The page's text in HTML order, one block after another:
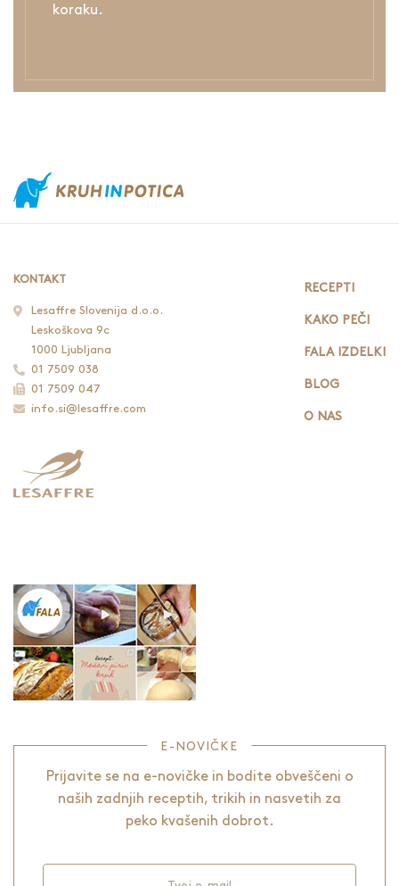
koraku.
KONTAKT
Lesaffre Slovenija d.o.o.
Leskoškova 9c
1000 Ljubljana
01 7509 038
01 7509 047
info.si@lesaffre.com
RECEPTI
KAKO PEČI
FALA IZDELKI
BLOG
O NAS
E-NOVIČKE
Prijavite se na e-novičke in bodite obveščeni o
naših zadnjih receptih, trikih in nasvetih za
peko kvašenih dobrot.